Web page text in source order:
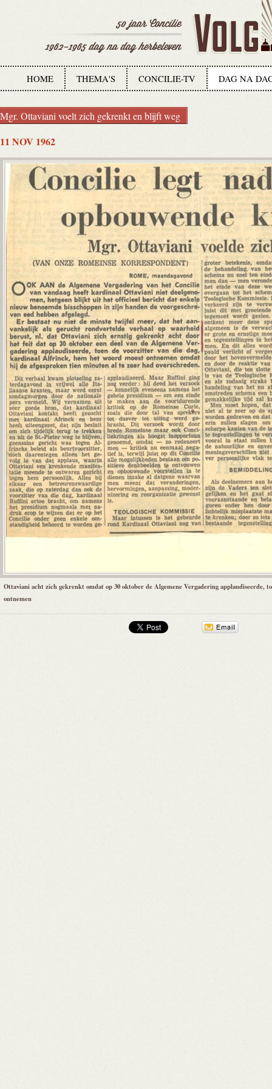
HOME THEMA'S CONCILIE-TV DAG NA
Mgr. Ottaviani voelt zich gekrenkt en blijft weg
11 NOV 1962
Ottaviani acht zich gekrenkt omdat op 30 oktober de Algemene Vergadering applaudiseerde,
ontnemen